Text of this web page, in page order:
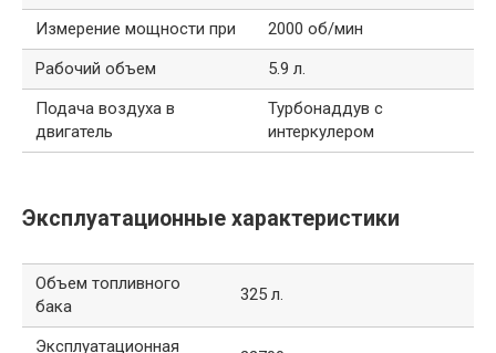
Измерение мощности при
2000 об/мин
Рабочий объем
5.9 л.
Подача воздуха в
двигатель
Турбонаддув с
интеркулером
Эксплуатационные характеристики
Объем топливного
бака
325 л.
Эксплуатационная